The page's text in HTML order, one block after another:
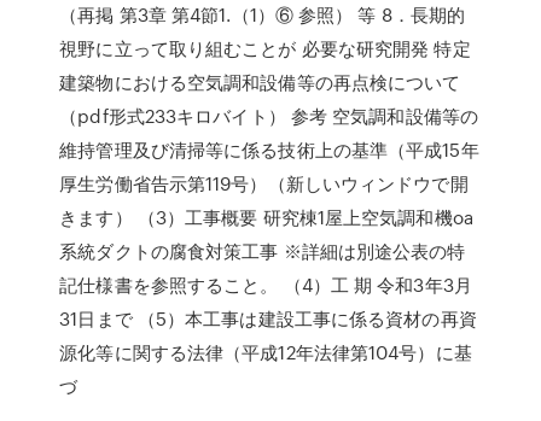
（再掲 第3章 第4節1.（1）⑥ 参照） 等 8．長期的
視野に立って取り組むことが 必要な研究開発 特定
建築物における空気調和設備等の再点検について
（pdf形式233キロバイト） 参考 空気調和設備等の
維持管理及び清掃等に係る技術上の基準（平成15年
厚生労働省告示第119号）（新しいウィンドウで開
きます） （3）工事概要 研究棟1屋上空気調和機oa
系統ダクトの腐食対策工事 ※詳細は別途公表の特
記仕様書を参照すること。 （4）工 期 令和3年3月
31日まで （5）本工事は建設工事に係る資材の再資
源化等に関する法律（平成12年法律第104号）に基
づ